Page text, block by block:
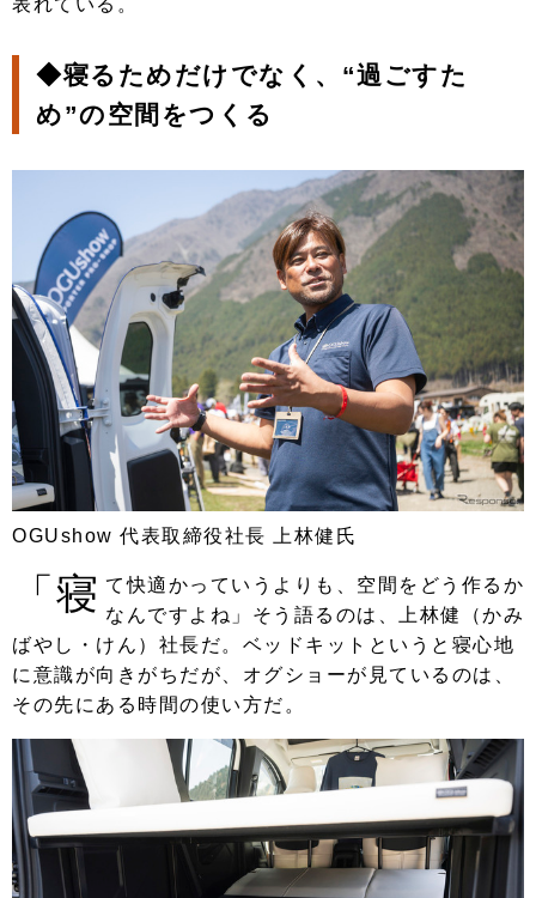
表れている。
◆寝るためだけでなく、“過ごすた
め”の空間をつくる
OGUshow 代表取締役社長 上林健氏
「寝 て快適かっていうよりも、空間をどう作るか
なんですよね」そう語るのは、上林健（かみ
ばやし・けん）社長だ。ベッドキットというと寝心地
に意識が向きがちだが、オグショーが見ているのは、
その先にある時間の使い方だ。